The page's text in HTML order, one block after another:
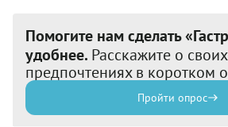
Помогите нам сделать
удобнее. Расскажите о своих
предпочтениях в коротком
Пройти опрос